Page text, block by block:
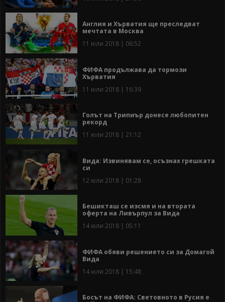
Англия и Хърватия ще преследват
мечтата в Москва
11 юли 2018 | 06:52
ФИФА продължава да тормози
Хърватия
11 юли 2018 | 16:39
Голът на Трипиър донесе любопитен
рекорд
11 юли 2018 | 21:12
Вида: Извинявам се, осъзнах грешката
си
12 юли 2018 | 01:28
Бешикташ се изсмя и на втората
оферта на Ливърпул за Вида
14 юли 2018 | 05:11
ФИФА обяви решението си за Домагой
Вида
14 юли 2018 | 15:48
Босът на ФИФА: Световното в Русия е